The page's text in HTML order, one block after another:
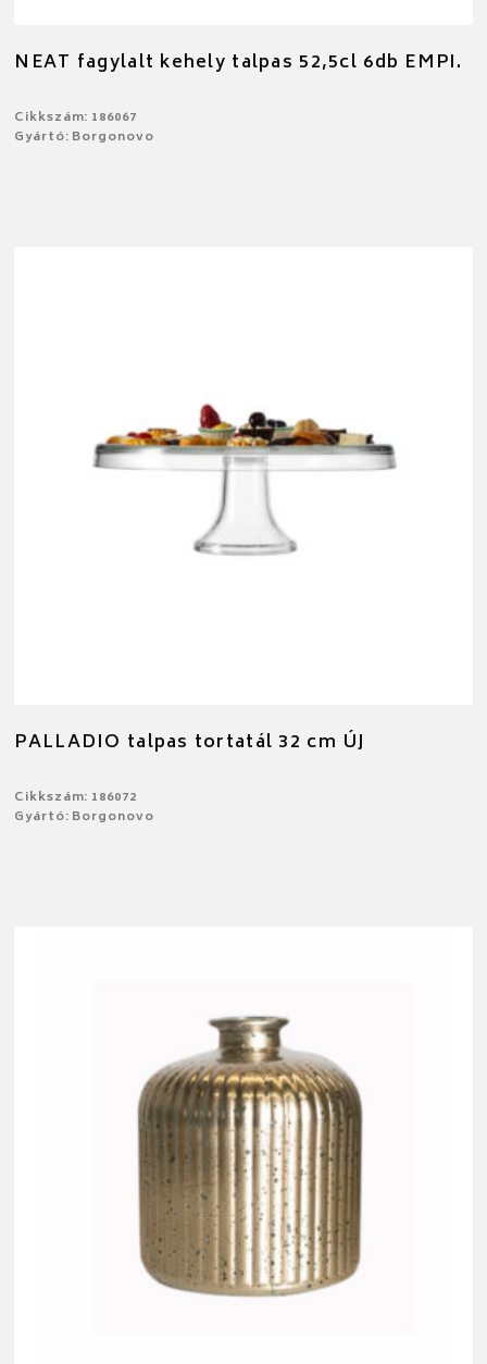
NEAT fagylalt kehely talpas 52,5cl 6db EMPI.
Cikkszám: 186067
Gyártó: Borgonovo
PALLADIO talpas tortatál 32 cm ÚJ
Cikkszám: 186072
Gyártó: Borgonovo